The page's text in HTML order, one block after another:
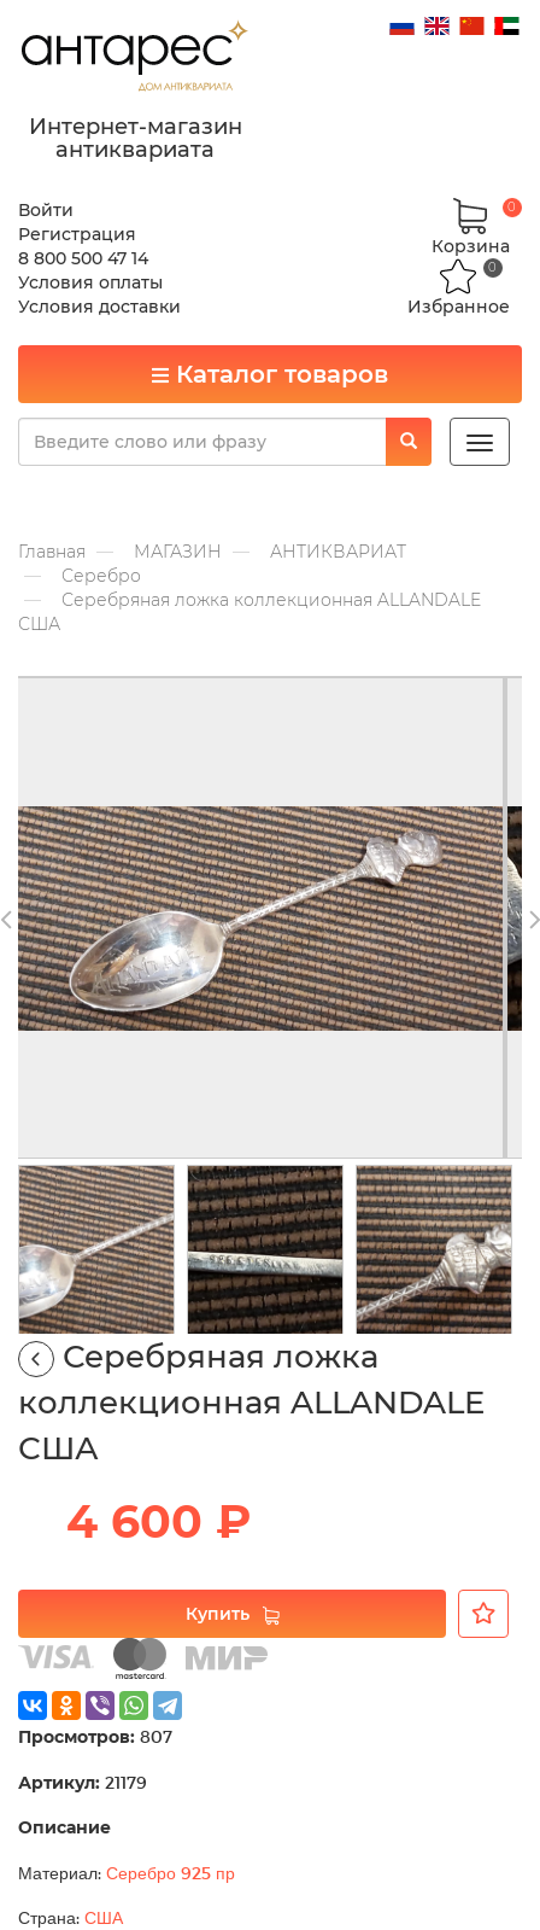
Интернет-магазин
антиквариата
Войти
Регистрация
8 800 500 47 14
Условия оплаты
Условия доставки
Корзина
0
Избранное
0
Каталог товаров
Toggle
Главная МАГАЗИН
АНТИКВАРИАТ
Серебро
Серебряная ложка коллекционная ALLANDALE
США
Серебряная ложка
коллекционная ALLANDALE
США
4 600 ₽
Купить
Просмотров: 807
Артикул: 21179
Описание
Материал: Серебро 925 пр
Страна: США